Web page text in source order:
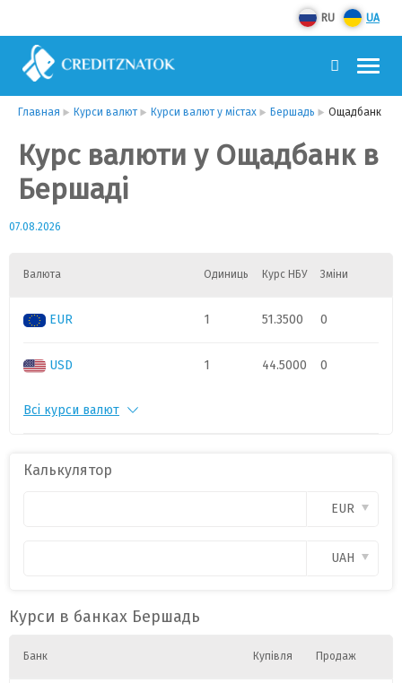
RU UA
Главная Курси валют Курси валют у містах Бершадь Ощадбанк
Курс валюти у Ощадбанк в
Бершаді
07.08.2026
Валюта Одиниць Курс НБУ Зміни
EUR 1 51.3500 0
USD 1 44.5000 0
PLN
Всі курси валют
Калькулятор
EUR
UAH
Курси в банках Бершадь
Банк Купівля Продаж